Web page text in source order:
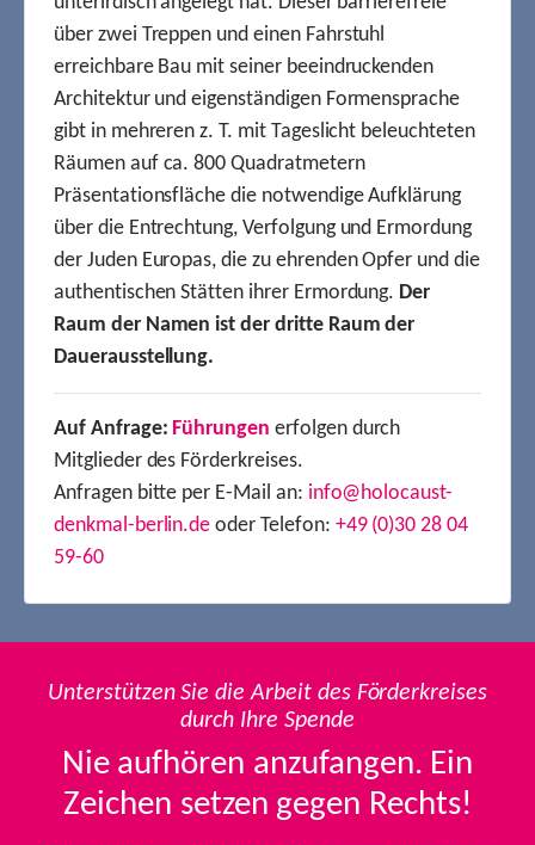
über zwei Treppen und einen Fahrstuhl
erreichbare Bau mit seiner beeindruckenden
Architektur und eigenständigen Formensprache
gibt in mehreren z. T. mit Tageslicht beleuchteten
Räumen auf ca. 800 Quadratmetern
Präsentationsfläche die notwendige Aufklärung
über die Entrechtung, Verfolgung und Ermordung
der Juden Europas, die zu ehrenden Opfer und die
authentischen Stätten ihrer Ermordung. Der
Raum der Namen ist der dritte Raum der
Dauerausstellung.
Auf Anfrage: Führungen erfolgen durch
Mitglieder des Förderkreises.
Anfragen bitte per E-Mail an: info@holocaust-
denkmal-berlin.de oder Telefon: +49 (0)30 28 04
59-60
Unterstützen Sie die Arbeit des Förderkreises
durch Ihre Spende
Nie aufhören anzufangen. Ein
Zeichen setzen gegen Rechts!